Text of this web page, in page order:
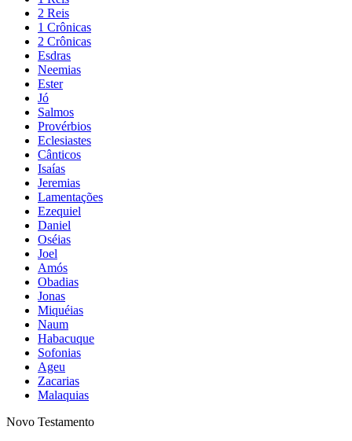
2 Reis
1 Crônicas
2 Crônicas
Esdras
Neemias
Ester
Jó
Salmos
Provérbios
Eclesiastes
Cânticos
Isaías
Jeremias
Lamentações
Ezequiel
Daniel
Oséias
Joel
Amós
Obadias
Jonas
Miquéias
Naum
Habacuque
Sofonias
Ageu
Zacarias
Malaquias
Novo Testamento